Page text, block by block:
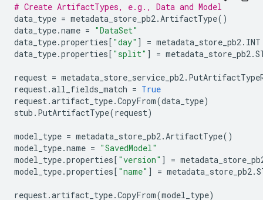
# Create ArtifactTypes, e.g., Data and Model
data_type = metadata_store_pb2.ArtifactType()
data_type.name = "DataSet"
data_type.properties[ "day" ] = metadata_store_pb2. INT
data_type.properties[ "split" ] = metadata_store_pb2.
request = metadata_store_service_pb2.
request.all_fields_match = True
request.artifact_type.CopyFrom(data_type)
stub . PutArtifactType(request)
model_type = metadata_store_pb2.ArtifactType()
model_type.name = "SavedModel"
model_type.properties[ "version" ] =
model_type.properties[ "name" ] = metadata_store_pb2.
request.artifact_type.CopyFrom(model_type)